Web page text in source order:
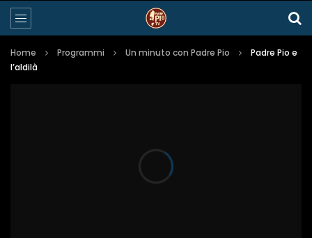
Home Programmi Un minuto con Padre Pio
Padre Pio e
l’aldilà